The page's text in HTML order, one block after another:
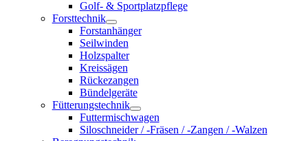
Golf- & Sportplatzpflege
Forsttechnik
Forstanhänger
Seilwinden
Holzspalter
Kreissägen
Rückezangen
Bündelgeräte
Fütterungstechnik
Futtermischwagen
Siloschneider / -Fräsen / -Zangen / -Walzen